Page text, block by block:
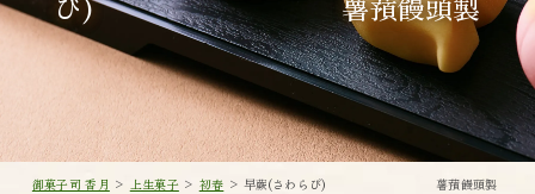
御菓子司 香月 > 上生菓子 > 初春 >早蕨(さわらび) 薯蕷饅頭製